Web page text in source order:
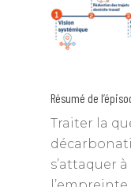
Résumé de
Traiter la
s’attaquer